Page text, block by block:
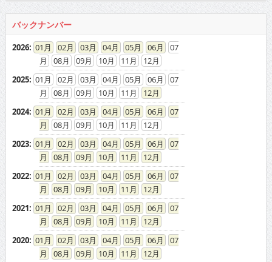
2026:01 02 03 04 05 06
07
08
2025: 01 02 03 04 05 06
07
08
09 10 11
12
2024: 01 02 03 04 05 06
07
08
09 10 11
12
2023: 01 02 03 04 05 06
07
08
09 10 11
12
2022: 01 02 03 04 05 06
07
08
09 10 11
12
2021: 01 02 03 04 05 06
07
08
09 10 11
12
2020: 01 02 03 04 05 06
07
08
09 10 11
12
2019: 01 02 03 04 05 06
07
08
09 10 11
12